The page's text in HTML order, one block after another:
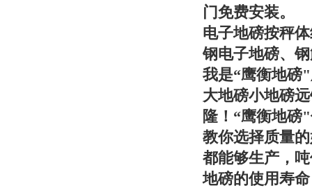
门免费安装。
电子地磅按秤
钢电子地磅、
我是“鹰衡地磅"
大地磅小地磅
隆！“鹰衡地磅
教你选择质量
都能够生产，
地磅的使用寿